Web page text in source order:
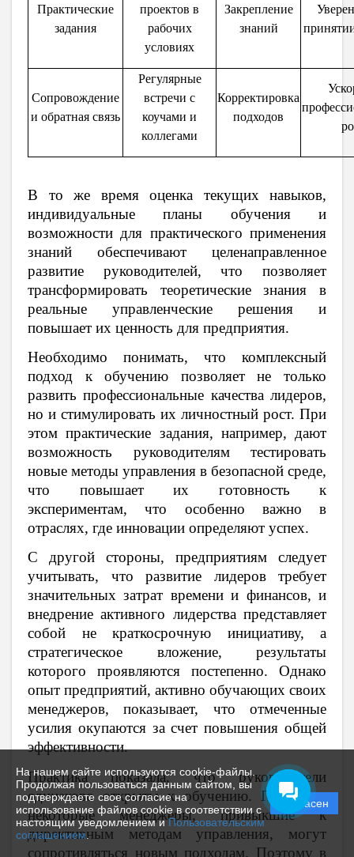
На нашем сайте используются cookie-файлы.
Продолжая пользоваться данным сайтом, вы
подтверждаете свое согласие на
использование файлов cookie в соответствии с
настоящим уведомлением иПользовательским
соглашением.
Согласен
Практические
задания
проектов в
рабочих
условиях
Закрепление
знаний
Сопровождение
и обратная связь
Регулярные
встречи с
коучами и
коллегами
Корректировка
подходов
В то же время оценка текущих навыков,
индивидуальные планы обучения и
возможности для практического применения
знаний обеспечивают целенаправленное
развитие руководителей, что позволяет
трансформировать теоретические знания в
реальные управленческие решения и
повышает их ценность для предприятия.
Необходимо понимать, что комплексный
подход к обучению позволяет не только
развить профессиональные качества лидеров,
но и стимулировать их личностный рост. При
этом практические задания, например, дают
возможность руководителям тестировать
новые методы управления в безопасной среде,
что повышает их готовность к
экспериментам, что особенно важно в
отраслях, где инновации определяют успех.
С другой стороны, предприятиям следует
учитывать, что развитие лидеров требует
значительных затрат времени и финансов, и
внедрение активного лидерства представляет
собой не краткосрочную инициативу, а
стратегическое вложение, результаты
которого проявляются постепенно. Однако
опыт предприятий, активно обучающих своих
менеджеров, показывает, что отмеченные
усилия окупаются за счет повышения общей
эффективности.
Практика показала, что руководители
одинаково открыты к обучению. При этом
некоторые менеджеры, привыкшие к
директивным методам управления, могут
сопротивляться новым подходам. Поэтому в